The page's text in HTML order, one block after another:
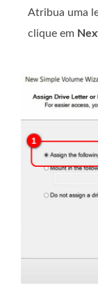
Atribua uma
clique em